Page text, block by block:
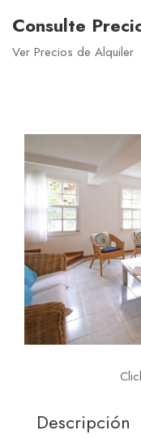
Consulte
Ver Precios de Alquiler
Descripción